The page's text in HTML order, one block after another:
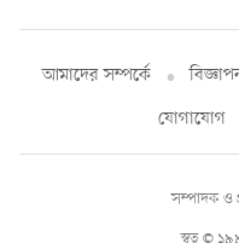
আমাদের সম্পর্কে
যোগাযোগ
সম্পাদক ও